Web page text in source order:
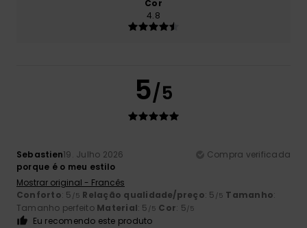
Cor
4.8
5/5
Sebastien19. Julho 2026
Compra verificada
porque é o meu estilo
Mostrar original - Francês
Conforto: 5 /5 Relação qualidade/preço: 5 /5 Tamanho:
Tamanho perfeito Material: 5 /5 Cor: 5/5
Eu recomendo este produto